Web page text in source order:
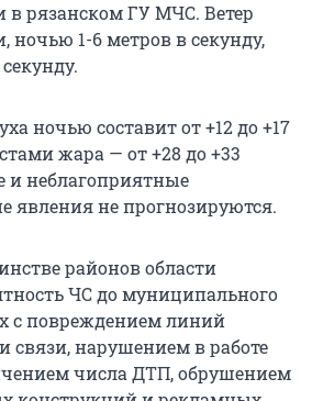
в рязанском ГУ МЧС. Ветер
ночью 1-6 метров в секунду,
ночью составит от +12 до +17
жара — от +28 до +33
и неблагоприятные
явления не прогнозируются.
районов области
ЧС до муниципального
с повреждением линий
связи, нарушением в работе
числа ДТП, обрушением